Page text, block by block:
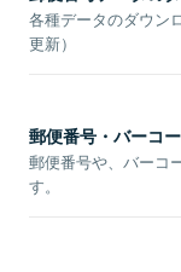
各種データのダウン
更新）
郵便番号・バーコ
郵便番号や、バーコ
す。